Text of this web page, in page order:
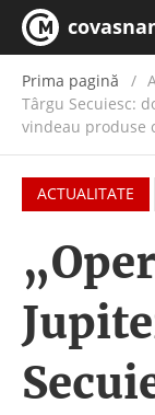
Prima pagină
Târgu Secuiesc:
vindeau produse
ACTUALITATE